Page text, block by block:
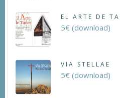
EL ARTE DE
5€ (download)
VIA STELLAE
5€ (download)